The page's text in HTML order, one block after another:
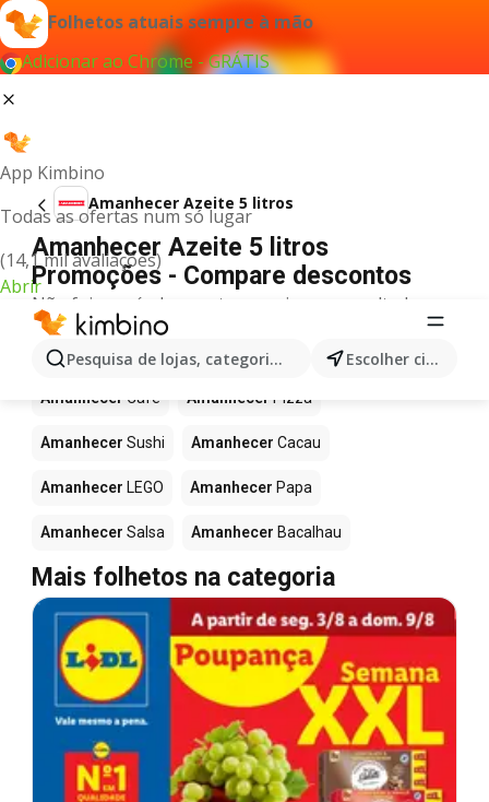
Folhetos atuais sempre à mão
Adicionar ao Chrome - GRÁTIS
App Kimbino
Todas as ofertas num só lugar
(14,1 mil avaliações)
Abrir
Pesquisa de lojas, categorias,produtos... Escolher cidade
Amanhecer Azeite 5 litros
Amanhecer Azeite 5 litros
Promoções - Compare descontos
Não foi possível encontrar quaisquer resultados
para este termo.
Mais produtos em Amanhecer
Amanhecer Café Amanhecer Pizza
Amanhecer Sushi Amanhecer Cacau
Amanhecer LEGO Amanhecer Papa
Amanhecer Salsa Amanhecer Bacalhau
Mais folhetos na categoria